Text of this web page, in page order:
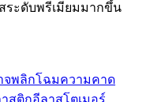
ระดับพรีเมียมมากขึ้น